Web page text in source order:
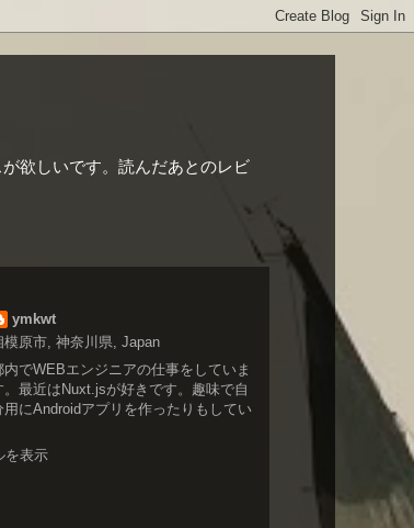
欲しいです。読んだあとのレビ
ymkwt
模原市, 神奈川県, Japan
内でWEBエンジニアの仕事をしていま
。最近はNuxt.jsが好きです。趣味で自
用にAndroidアプリを作ったりもしてい
を表示